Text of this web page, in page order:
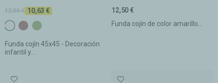
Funda cojín 45x45 - Decoración
infantil y...
12,50 € 10,63 €
c2 BlancoC26 Teja oscuro
C31 ACEITUNA Funda cojín de color amarillo...
12,50 €